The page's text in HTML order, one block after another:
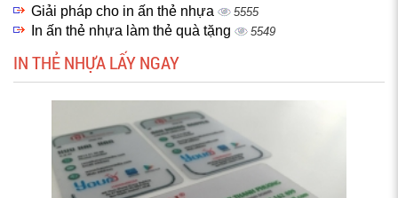
Giải pháp cho in ấn thẻ nhựa 5555
In ấn thẻ nhựa làm thẻ quà tặng 5549
IN THẺ NHỰA LẤY NGAY